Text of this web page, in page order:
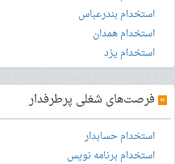
استخدام بندرعباس
استخدام همدان
استخدام یزد
» فرصت‌های شغلی پرطرفدار
استخدام حسابدار
استخدام برنامه نویس